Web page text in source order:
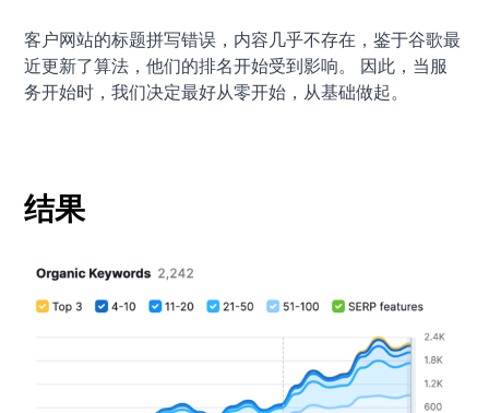
客户网站的标题拼写错误，内容几乎不存在，鉴于谷歌最
近更新了算法，他们的排名开始受到影响。 因此，当服
务开始时，我们决定最好从零开始，从基础做起。
结果